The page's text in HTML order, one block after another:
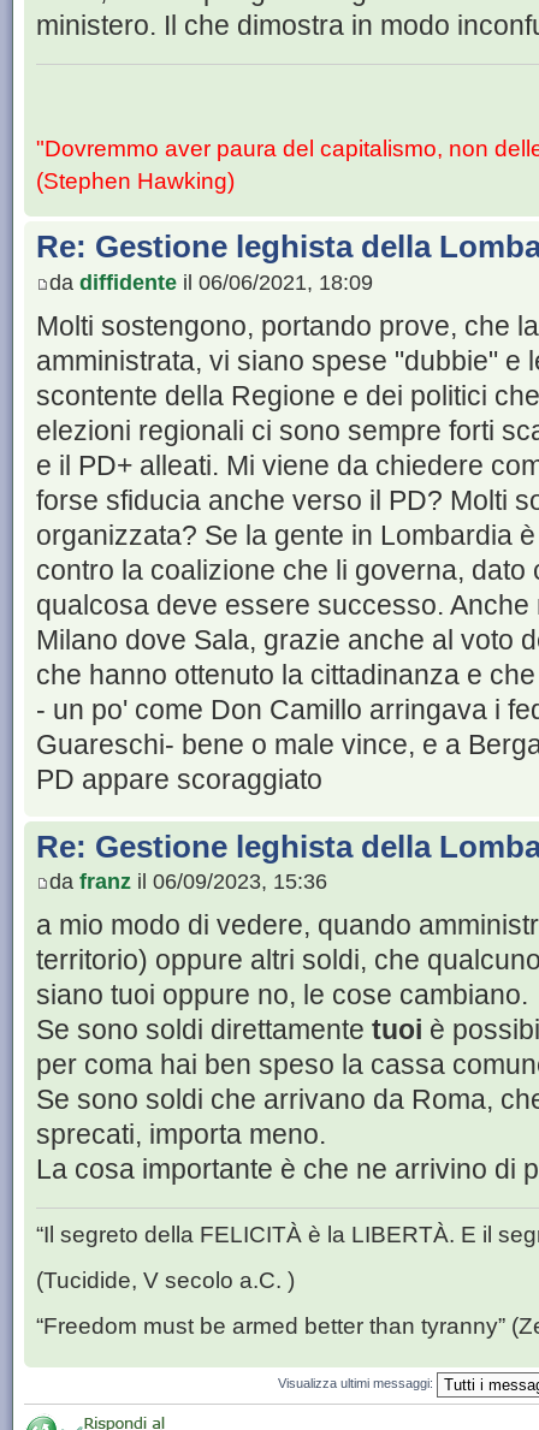
ministero. Il che dimostra in modo
"Dovremmo aver paura del capitalismo, non
(Stephen Hawking)
Re: Gestione leghista della
da diffidente il 06/06/2021, 18:09
Molti sostengono, portando prove, che
amministrata, vi siano spese "dubbie" e
scontente della Regione e dei politici
elezioni regionali ci sono sempre forti
e il PD+ alleati. Mi viene da chiedere
forse sfiducia anche verso il PD? Molti
organizzata? Se la gente in Lombardia
contro la coalizione che li governa,
qualcosa deve essere successo.
Milano dove Sala, grazie anche al voto
che hanno ottenuto la cittadinanza e
- un po' come Don Camillo arringava i
Guareschi- bene o male vince, e a
PD appare scoraggiato
Re: Gestione leghista della
da franz il 06/09/2023, 15:36
a mio modo di vedere, quando
territorio) oppure altri soldi, che
siano tuoi oppure no, le cose cambiano.
Se sono soldi direttamente tuoi è
per coma hai ben speso la cassa
Se sono soldi che arrivano da Roma,
sprecati, importa meno.
La cosa importante è che ne arrivino di
“Il segreto della FELICITÀ è la LIBERTÀ. E il
(Tucidide, V secolo a.C. )
“Freedom must be armed better than tyranny”
Visualizza ultimi messaggi: